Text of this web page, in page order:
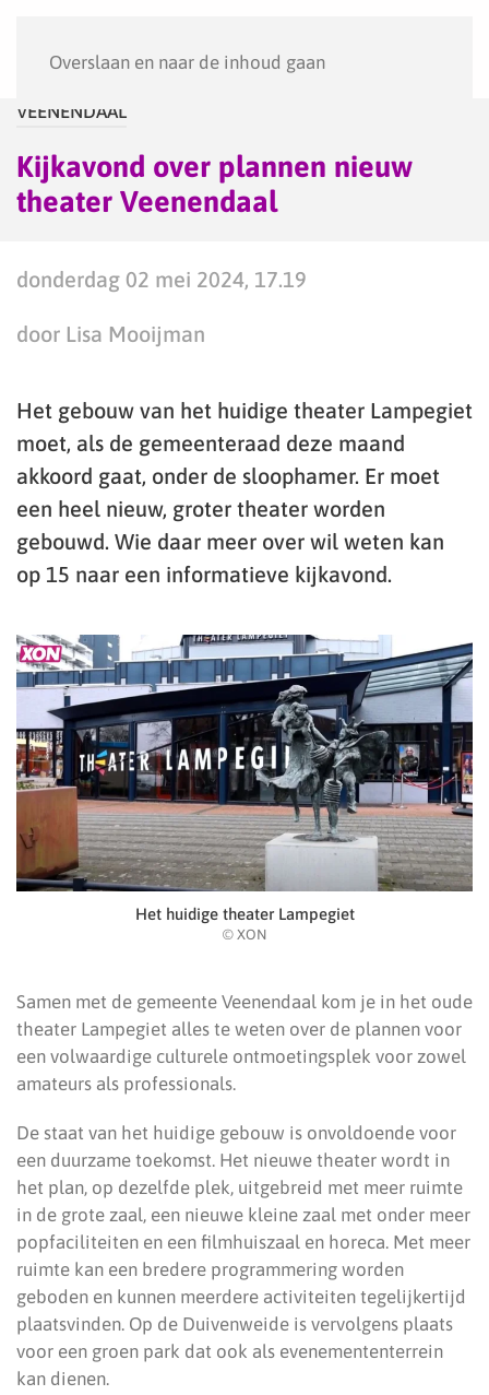
Overslaan en naar de inhoud gaan
VEENENDAAL
Kijkavond over plannen nieuw
theater Veenendaal
donderdag 02 mei 2024, 17.19
door Lisa Mooijman
Het gebouw van het huidige theater Lampegiet
moet, als de gemeenteraad deze maand
akkoord gaat, onder de sloophamer. Er moet
een heel nieuw, groter theater worden
gebouwd. Wie daar meer over wil weten kan
op 15 naar een informatieve kijkavond.
Het huidige theater Lampegiet
© XON
Samen met de gemeente Veenendaal kom je in het oude
theater Lampegiet alles te weten over de plannen voor
een volwaardige culturele ontmoetingsplek voor zowel
amateurs als professionals.
De staat van het huidige gebouw is onvoldoende voor
een duurzame toekomst. Het nieuwe theater wordt in
het plan, op dezelfde plek, uitgebreid met meer ruimte
in de grote zaal, een nieuwe kleine zaal met onder meer
popfaciliteiten en een filmhuiszaal en horeca. Met meer
ruimte kan een bredere programmering worden
geboden en kunnen meerdere activiteiten tegelijkertijd
plaatsvinden. Op de Duivenweide is vervolgens plaats
voor een groen park dat ook als evenemententerrein
kan dienen.